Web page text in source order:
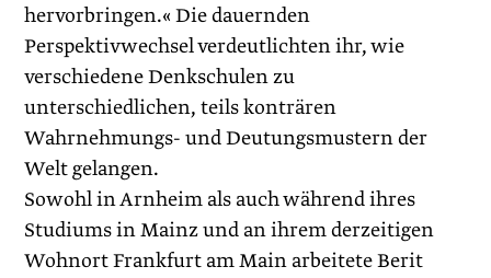
hervorbringen.« Die dauernden
Perspektivwechsel verdeutlichten ihr, wie
verschiedene Denkschulen zu
unterschiedlichen, teils konträren
Wahrnehmungs- und Deutungsmustern der
Welt gelangen.
Sowohl in Arnheim als auch während ihres
Studiums in Mainz und an ihrem derzeitigen
Wohnort Frankfurt am Main arbeitete Berit